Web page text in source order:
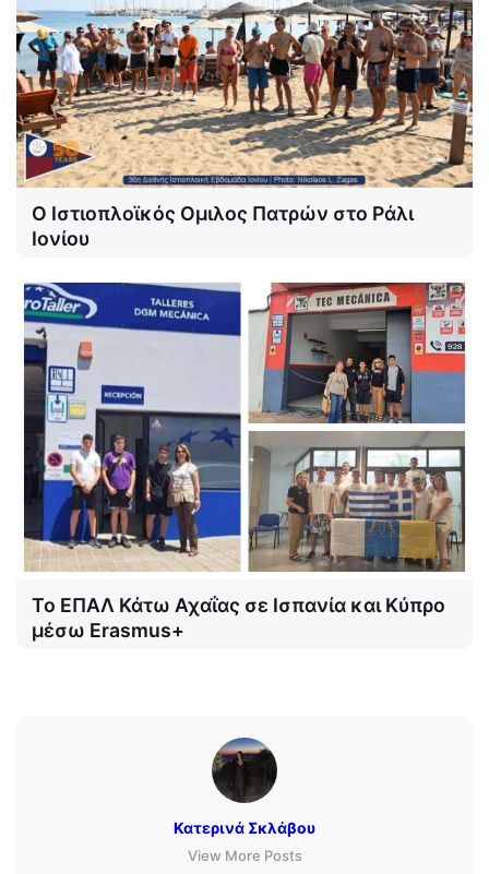
Ο Ιστιοπλοϊκός Ομιλος Πατρών στο Ράλι
Ιονίου
Το ΕΠΑΛ Κάτω Αχαΐας σε Ισπανία και Κύπρο
μέσω Erasmus+
Κατερινά Σκλάβου
View More Posts